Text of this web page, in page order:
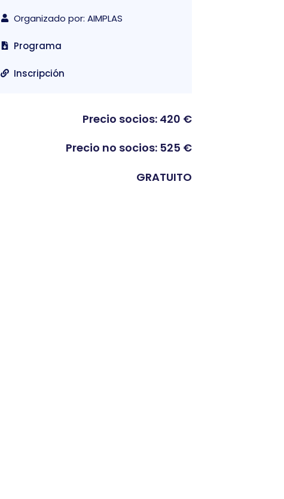
Organizado por: AIMPLAS
Programa
Inscripción
Precio socios: 420 €
Precio no socios: 525 €
GRATUITO